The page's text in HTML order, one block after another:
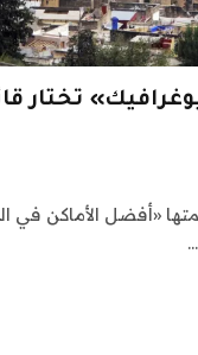
تختار